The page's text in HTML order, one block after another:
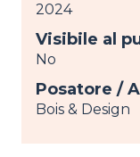
2024
Visibile al
No
Posatore /
Bois & Design